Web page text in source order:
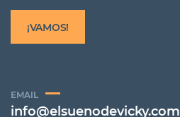
¡VAMOS!
EMAIL
info@elsuenodevicky.com